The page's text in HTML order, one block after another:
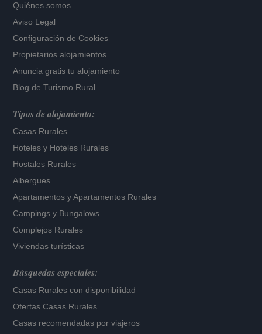
Quiénes somos
Aviso Legal
Configuración de Cookies
Propietarios alojamientos
Anuncia gratis tu alojamiento
Blog de Turismo Rural
Tipos de alojamiento:
Casas Rurales
Hoteles y Hoteles Rurales
Hostales Rurales
Albergues
Apartamentos yApartamentos Rurales
Campings y Bungalows
Complejos Rurales
Viviendas turísticas
Búsquedas especiales:
Casas Rurales con disponibilidad
Ofertas Casas Rurales
Casas recomendadas por viajeros